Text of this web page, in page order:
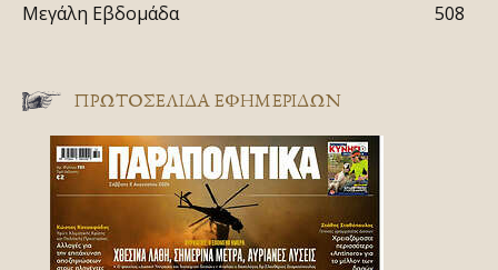
Μεγάλη Εβδομάδα
508
ΠΡΩΤΟΣΈΛΙΔΑ ΕΦΗΜΕΡΊΔΩΝ